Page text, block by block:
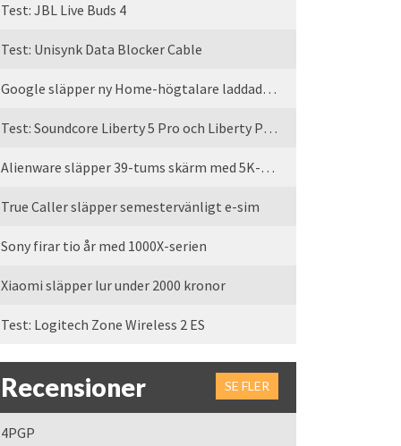
Test: JBL Live Buds 4
Test: Unisynk Data Blocker Cable
Google släpper ny Home-högtalare laddad med Gemini
Test: Soundcore Liberty 5 Pro och Liberty Pro Max
Alienware släpper 39-tums skärm med 5K-upplösning
True Caller släpper semestervänligt e-sim
Sony firar tio år med 1000X-serien
Xiaomi släpper lur under 2000 kronor
Test: Logitech Zone Wireless 2 ES
Recensioner SE FLER
4PGP